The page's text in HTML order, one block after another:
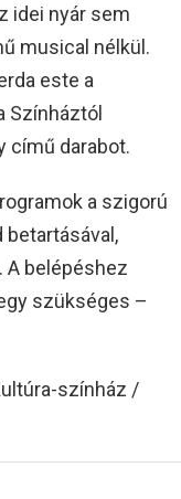
idei nyár sem
musical nélkül.
este a
Színháztól
című darabot.
a szigorú
A belépéshez
szükséges –
színház /